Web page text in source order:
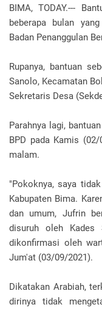
BIMA, TODAY.---
beberapa bulan
Badan Penanggulan
Rupanya, bantuan
Sanolo, Kecamatan
Sekretaris Desa
Parahnya lagi,
BPD pada Kamis
malam.
"Pokoknya, saya
Kabupaten Bima.
dan umum, Jufrin
disuruh oleh Kades
dikonfirmasi oleh
Jum'at (03/09/2021).
Dikatakan Arabiah,
dirinya tidak